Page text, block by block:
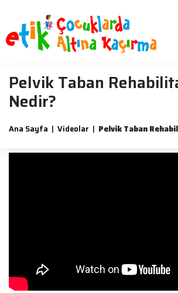
Pelvik Taban
Nedir?
Ana Sayfa | Videolar | Pelvik Taban